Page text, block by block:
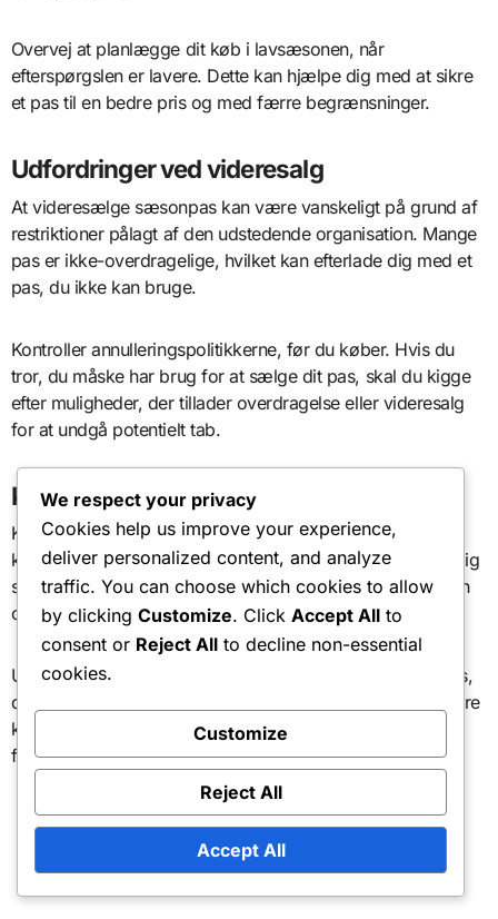
Overvej at planlægge dit køb i lavsæsonen, når
efterspørgslen er lavere. Dette kan hjælpe dig med at sikre
et pas til en bedre pris og med færre begrænsninger.
Udfordringer ved videresalg
At videresælge sæsonpas kan være vanskeligt på grund af
restriktioner pålagt af den udstedende organisation. Mange
pas er ikke-overdragelige, hvilket kan efterlade dig med et
pas, du ikke kan bruge.
Kontroller annulleringspolitikkerne, før du køber. Hvis du
tror, du måske har brug for at sælge dit pas, skal du kigge
efter muligheder, der tillader overdragelse eller videresalg
for at undgå potentielt tab.
Kundeserviceproblemer
Kundeservice kan være en betydelig bekymring, når det
kommer til sæsonpas. Forsinkelser i svar eller utilstrækkelig
support kan føre til uafklarede problemer, der påvirker din
oplevelse.
Undersøg omdømmet for kundeserviceteamet for det pas,
du overvejer. Kig efter anmeldelser eller feedback fra andre
kunder for at vurdere, hvor effektivt de håndterer
forespørgsler og problemer.
We respect your privacy
Cookies help us improve your experience,
deliver personalized content, and analyze
traffic. You can choose which cookies to allow
by clicking Customize. Click Accept All to
consent or Reject All to decline non-essential
cookies.
Customize
Reject All
Accept All